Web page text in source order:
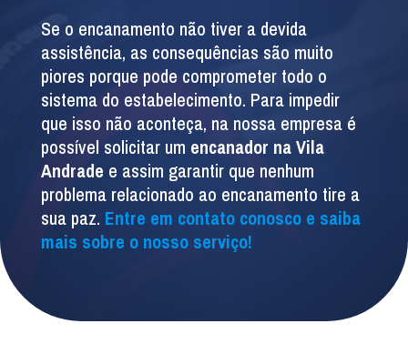
Se o encanamento não tiver a devida
assistência, as consequências são muito
piores porque pode comprometer todo o
sistema do estabelecimento. Para impedir
que isso não aconteça, na nossa empresa é
possível solicitar um encanador na Vila
Andrade e assim garantir que nenhum
problema relacionado ao encanamento tire a
sua paz. Entre em contato conosco e saiba
mais sobre o nosso serviço!